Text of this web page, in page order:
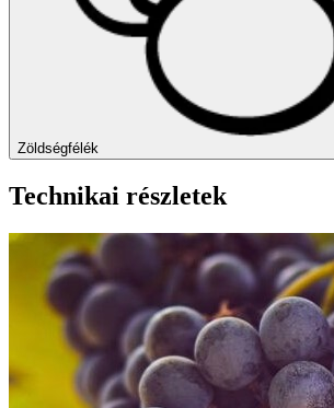
Zöldségfélék
Technikai részletek